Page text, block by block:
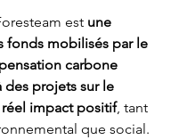
est une
fonds mobilisés par le
carbone
des projets sur le
réel impact positif, tant
que social.